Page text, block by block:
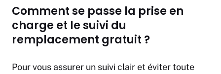
Comment se passe la prise en
charge et le suivi du
remplacement gratuit ?
Pour vous assurer un suivi clair et éviter toute